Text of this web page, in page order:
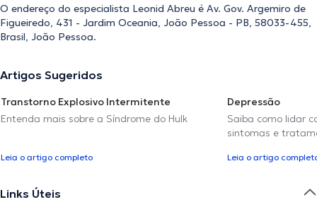
O endereço do especialista Leonid Abreu é Av. Gov. Argemiro de
Figueiredo, 431 - Jardim Oceania, João Pessoa - PB, 58033-455,
Brasil, João Pessoa.
Artigos Sugeridos
Transtorno Explosivo Intermitente
Entenda mais sobre a Síndrome do Hulk
Leia o artigo completo
Depressão
Saiba como lidar
sintomas e
Leia o artigo
Links Úteis